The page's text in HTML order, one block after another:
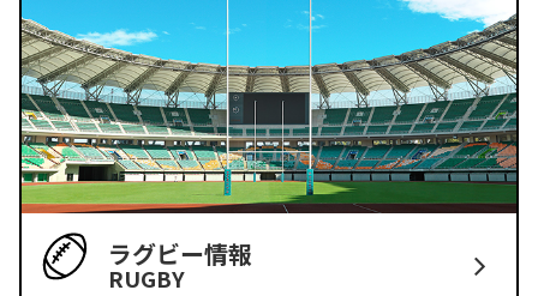
ラグビー情報
RUGBY